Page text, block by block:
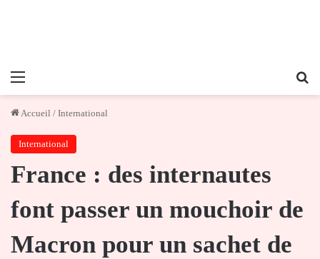
Menu
Accueil / International
International
France : des internautes
font passer un mouchoir de
Macron pour un sachet de